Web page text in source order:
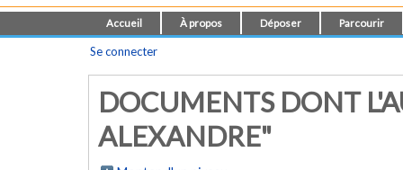
Accueil À propos Déposer Parcourir
Se connecter
DOCUMENTS DONT
ALEXANDRE"